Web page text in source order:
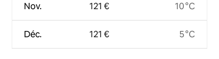
Nov.
Déc.
121 €
121 €
10 °C
5 °C